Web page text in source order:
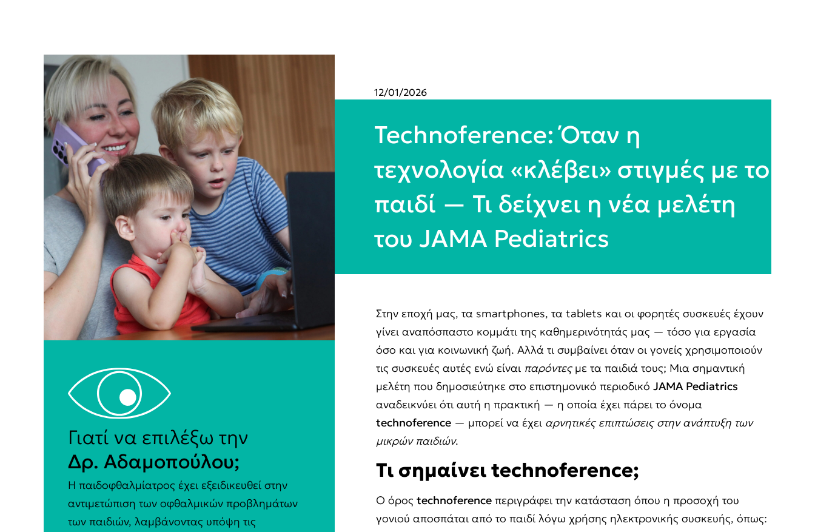
Γιατί να επιλέξω την
Δρ. Αδαμοπούλου;
Η παιδοφθαλμίατρος έχει εξειδικευθεί στην
αντιμετώπιση των οφθαλμικών προβλημάτων
των παιδιών, λαμβάνοντας υπόψη τις
12/01/2026
Technoference: Όταν η
τεχνολογία «κλέβει» στιγμές με το
παιδί — Τι δείχνει η νέα μελέτη
του JAMA Pediatrics
Στην εποχή μας, τα smartphones, τα tablets και οι φορητές συσκευές έχουν
γίνει αναπόσπαστο κομμάτι της καθημερινότητάς μας — τόσο για εργασία
όσο και για κοινωνική ζωή. Αλλά τι συμβαίνει όταν οι γονείς χρησιμοποιούν
τις συσκευές αυτές ενώ είναι παρόντεςμε τα παιδιά τους; Μια σημαντική
μελέτη που δημοσιεύτηκε στο επιστημονικό περιοδικό JAMA Pediatrics
αναδεικνύει ότι αυτή η πρακτική — η οποία έχει πάρει το όνομα
technoference — μπορεί να έχει αρνητικές επιπτώσεις στην ανάπτυξη των
μικρών παιδιών.
Τι σημαίνει technoference;
Ο όρος technoference περιγράφει την κατάσταση όπου η προσοχή του
γονιού αποσπάται από το παιδί λόγω χρήσης ηλεκτρονικής συσκευής, όπως: